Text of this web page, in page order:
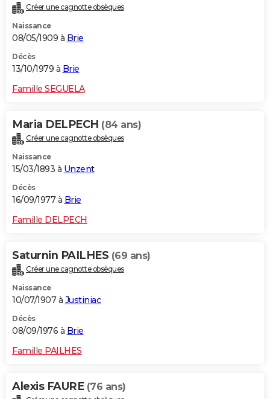
Créer une cagnotte obsèques
Naissance
08/05/1909 à Brie
Décès
13/10/1979 à Brie
Famille SEGUELA
Maria DELPECH (84 ans)
Créer une cagnotte obsèques
Naissance
15/03/1893 à Unzent
Décès
16/09/1977 à Brie
Famille DELPECH
Saturnin PAILHES (69 ans)
Créer une cagnotte obsèques
Naissance
10/07/1907 à Justiniac
Décès
08/09/1976 à Brie
Famille PAILHES
Alexis FAURE (76 ans)